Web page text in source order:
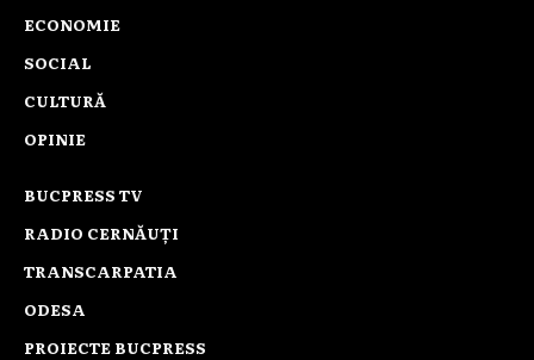
ECONOMIE
SOCIAL
CULTURĂ
OPINIE
BUCPRESS TV
RADIO CERNĂUȚI
TRANSCARPATIA
ODESA
PROIECTE BUCPRESS